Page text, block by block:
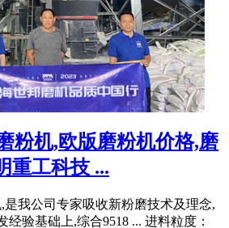
粉机,欧版磨粉机价格,磨
重工科技 ...
我公司专家吸收新粉磨技术及理念,
经验基础上,综合9518 ... 进料粒度：